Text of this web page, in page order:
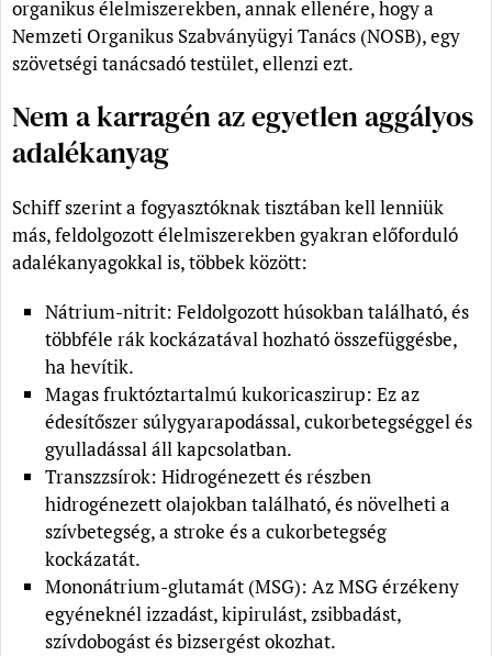
organikus élelmiszerekben, annak ellenére, hogy a
Nemzeti Organikus Szabványügyi Tanács (NOSB), egy
szövetségi tanácsadó testület, ellenzi ezt.
Nem a karragén az egyetlen aggályos
adalékanyag
Schiff szerint a fogyasztóknak tisztában kell lenniük
más, feldolgozott élelmiszerekben gyakran előforduló
adalékanyagokkal is, többek között:
Nátrium-nitrit: Feldolgozott húsokban található, és
többféle rák kockázatával hozható összefüggésbe,
ha hevítik.
Magas fruktóztartalmú kukoricaszirup: Ez az
édesítőszer súlygyarapodással, cukorbetegséggel és
gyulladással áll kapcsolatban.
Transzzsírok: Hidrogénezett és részben
hidrogénezett olajokban található, és növelheti a
szívbetegség, a stroke és a cukorbetegség
kockázatát.
Mononátrium-glutamát (MSG): Az MSG érzékeny
egyéneknél izzadást, kipirulást, zsibbadást,
szívdobogást és bizsergést okozhat.